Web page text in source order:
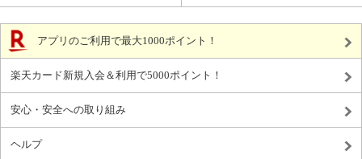
アプリのご利用で最大1000ポイント！
楽天カード新規入会＆利用で5000ポイント！
安心・安全への取り組み
ヘルプ